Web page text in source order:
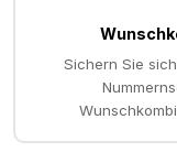
Sichern Sie